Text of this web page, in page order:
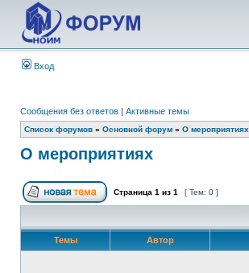
Вход
Сообщения без ответов | Активные темы
Список форумов » Основной форум » О мероприятиях
О мероприятиях
Страница 1 из 1 [ Тем: 0 ]
Темы Автор